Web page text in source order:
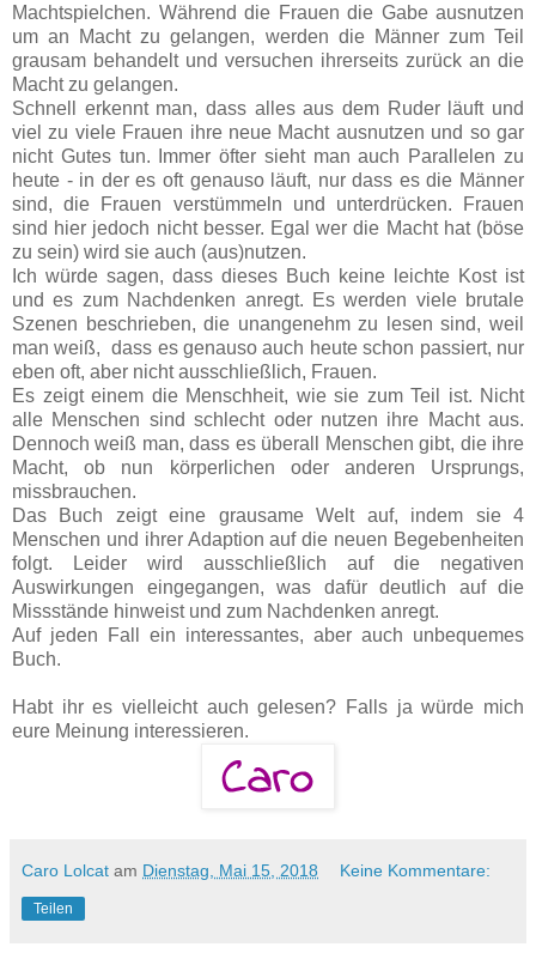
Machtspielchen. Während die Frauen die Gabe ausnutzen
um an Macht zu gelangen, werden die Männer zum Teil
grausam behandelt und versuchen ihrerseits zurück an die
Macht zu gelangen.
Schnell erkennt man, dass alles aus dem Ruder läuft und
viel zu viele Frauen ihre neue Macht ausnutzen und so gar
nicht Gutes tun. Immer öfter sieht man auch Parallelen zu
heute - in der es oft genauso läuft, nur dass es die Männer
sind, die Frauen verstümmeln und unterdrücken. Frauen
sind hier jedoch nicht besser. Egal wer die Macht hat (böse
zu sein) wird sie auch (aus)nutzen.
Ich würde sagen, dass dieses Buch keine leichte Kost ist
und es zum Nachdenken anregt. Es werden viele brutale
Szenen beschrieben, die unangenehm zu lesen sind, weil
man weiß, dass es genauso auch heute schon passiert, nur
eben oft, aber nicht ausschließlich, Frauen.
Es zeigt einem die Menschheit, wie sie zum Teil ist. Nicht
alle Menschen sind schlecht oder nutzen ihre Macht aus.
Dennoch weiß man, dass es überall Menschen gibt, die ihre
Macht, ob nun körperlichen oder anderen Ursprungs,
missbrauchen.
Das Buch zeigt eine grausame Welt auf, indem sie 4
Menschen und ihrer Adaption auf die neuen Begebenheiten
folgt. Leider wird ausschließlich auf die negativen
Auswirkungen eingegangen, was dafür deutlich auf die
Missstände hinweist und zum Nachdenken anregt.
Auf jeden Fall ein interessantes, aber auch unbequemes
Buch.
Habt ihr es vielleicht auch gelesen? Falls ja würde mich
eure Meinung interessieren.
Caro Lolcat am Dienstag, Mai 15, 2018 Keine Kommentare:
Teilen